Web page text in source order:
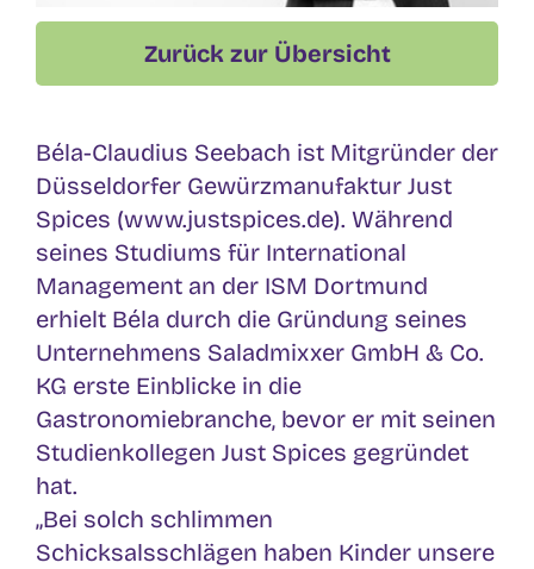
Zurück zur Übersicht
Béla-Claudius Seebach ist Mitgründer der
Düsseldorfer Gewürzmanufaktur Just
Spices (www.justspices.de). Während
seines Studiums für International
Management an der ISM Dortmund
erhielt Béla durch die Gründung seines
Unternehmens Saladmixxer GmbH & Co.
KG erste Einblicke in die
Gastronomiebranche, bevor er mit seinen
Studienkollegen Just Spices gegründet
hat.
„Bei solch schlimmen
Schicksalsschlägen haben Kinder unsere